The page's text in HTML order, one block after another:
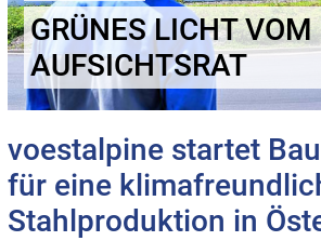
GRÜNES LICHT VOM
AUFSICHTSRAT
voestalpine startet
für eine
Stahlproduktion in